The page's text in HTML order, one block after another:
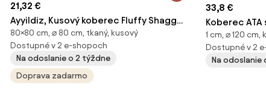
21,32 €
Ayyildiz, Kusový koberec Fluffy Shaggy
3500 blue kruh, 80x80 (priemer) kruh,
modrá, obývacia izba
80×80 cm, ⌀ 80 cm, tkaný, kusový
Dostupné v 2 e-shopoch
Na odoslanie o 2 týždne
Doprava zadarmo
33,8 €
Koberec
1 cm, ⌀ 120
Dostupné v 2
Na odoslanie